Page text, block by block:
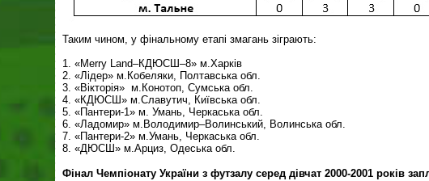
Таким чином, у фінальному етапі змагань зіграють:
1. «Merry Land–КДЮСШ–8» м.Харків
2. «Лідер» м.Кобеляки, Полтавська обл.
3. «Вікторія» м.Конотоп, Сумська обл.
4. «КДЮСШ» м.Славутич, Київська обл.
5. «Пантери-1» м. Умань, Черкаська обл.
6. «Ладомир» м.Володимир–Волинський, Волинська обл.
7. «Пантери-2» м.Умань, Черкаська обл.
8. «ДЮСШ» м.Арциз, Одеська обл.
Фінал Чемпіонату України з футзалу серед дівчат 2000-2001 років